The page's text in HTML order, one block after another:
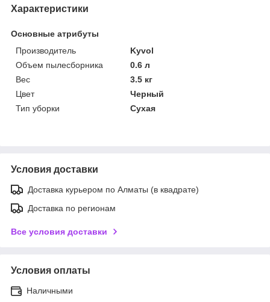
Характеристики
Основные атрибуты
Производитель
Kyvol
Объем пылесборника
0.6 л
Вес
3.5 кг
Цвет
Черный
Тип уборки
Сухая
Условия доставки
Доставка курьером по Алматы (в квадрате)
Доставка по регионам
Все условия доставки
Условия оплаты
Наличными